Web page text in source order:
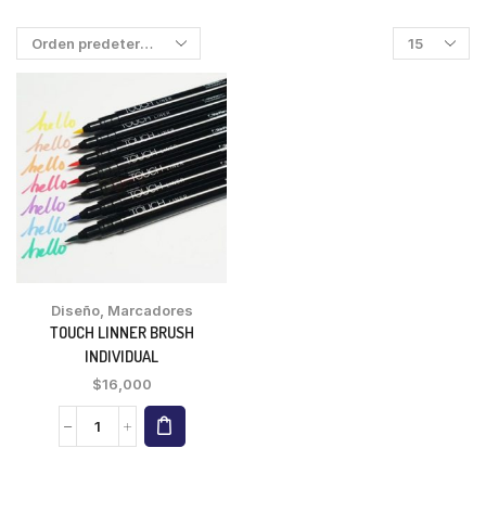
Diseño, Marcadores
TOUCH LINNER BRUSH
INDIVIDUAL
$16,000